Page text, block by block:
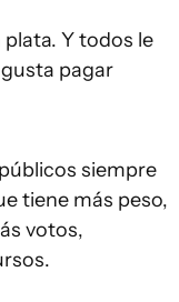
plata. Y todos le
pagar
siempre
tiene más peso,
votos,